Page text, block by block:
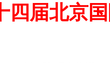
四届北京